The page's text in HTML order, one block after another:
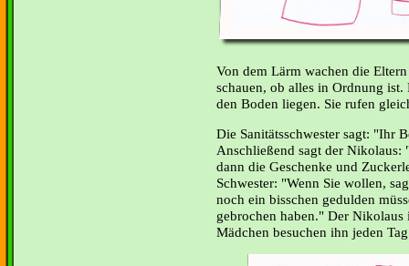
Von dem Lärm wachen die
schauen, ob alles in Ordnung
den Boden liegen. Sie rufen
Die Sanitätsschwester sagt: "Ihr
Anschließend sagt der
dann die Geschenke und
Schwester: "Wenn Sie wollen,
noch ein bisschen gedulden
gebrochen haben." Der Nikolaus
Mädchen besuchen ihn jeden